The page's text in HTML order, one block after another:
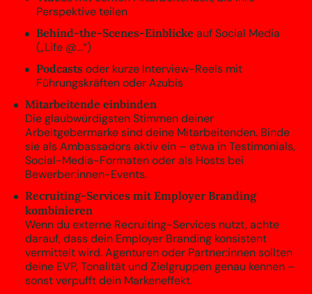
Perspektive teilen
Behind-the-Scenes-Einblicke auf Social Media
(„Life @…“)
Podcasts oder kurze Interview-Reels mit
Führungskräften oder Azubis
Mitarbeitende einbinden
Die glaubwürdigsten Stimmen deiner
Arbeitgebermarke sind deine Mitarbeitenden. Binde
sie als Ambassadors aktiv ein – etwa in Testimonials,
Social-Media-Formaten oder als Hosts bei
Bewerber:innen-Events.
Recruiting-Services mit Employer Branding
kombinieren
Wenn du externe Recruiting-Services nutzt, achte
darauf, dass dein Employer Branding konsistent
vermittelt wird. Agenturen oder Partner:innen sollten
deine EVP, Tonalität und Zielgruppen genau kennen –
sonst verpufft dein Markeneffekt.